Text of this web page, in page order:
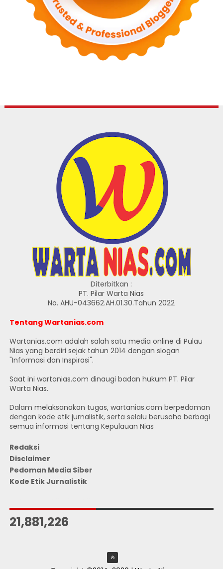
Diterbitkan :
PT. Pilar Warta Nias
No. AHU-043662.AH.01.30.Tahun 2022
Tentang Wartanias.com
Wartanias.com adalah salah satu media online di Pulau
Nias yang berdiri sejak tahun 2014 dengan slogan
"Informasi dan Inspirasi".
Saat ini wartanias.com dinaugi badan hukum PT. Pilar
Warta Nias.
Dalam melaksanakan tugas, wartanias.com berpedoman
dengan kode etik jurnalistik, serta selalu berusaha berbagi
semua informasi tentang Kepulauan Nias
Redaksi
Disclaimer
Pedoman Media Siber
Kode Etik Jurnalistik
21,881,226